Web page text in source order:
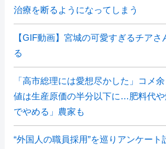
治療を断るようになってしまう
【GIF動画】宮城の可愛すぎるチア
る
「高市総理には愛想尽かした」コメ
値は生産原価の半分以下に…肥料代
でやめる」農家も
“外国人の職員採用”を巡りアンケー